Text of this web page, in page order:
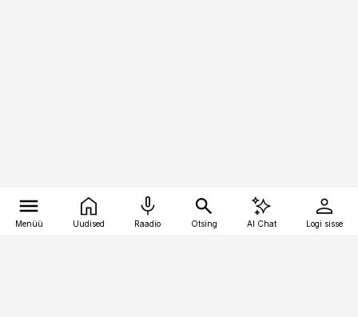
Menüü Uudised Raadio Otsing AI Chat Logi sisse